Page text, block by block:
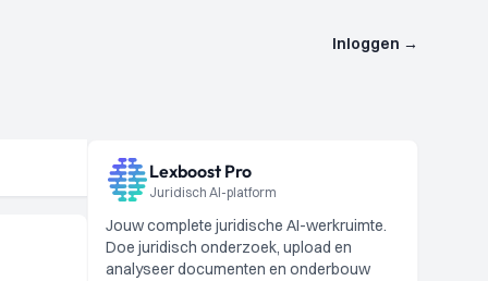
Inloggen →
Lexboost Pro
Juridisch AI-platform
Jouw complete juridische AI-werkruimte.
Doe juridisch onderzoek, upload en
analyseer documenten en onderbouw